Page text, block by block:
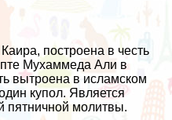
построена в честь
Мухаммеда Али в
вытроена в исламском
купол. Является
пятничной молитвы.